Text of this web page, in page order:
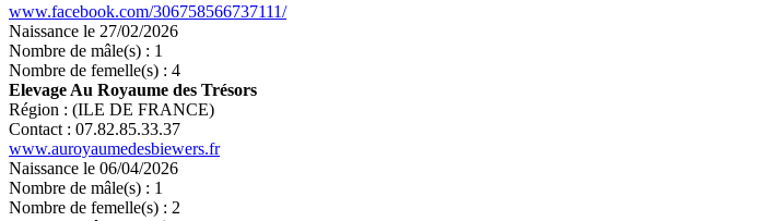
www.facebook.com/306758566737111/
Naissance le 27/02/2026
Nombre de mâle(s) : 1
Nombre de femelle(s) : 4
Elevage Au Royaume des Trésors
Région : (ILE DE FRANCE)
Contact : 07.82.85.33.37
www.auroyaumedesbiewers.fr
Naissance le 06/04/2026
Nombre de mâle(s) : 1
Nombre de femelle(s) : 2